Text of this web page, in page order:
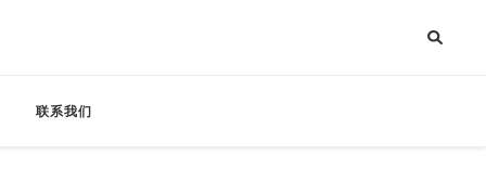
联系我们